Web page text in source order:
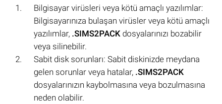
Bilgisayar virüsleri veya kötü amaçlı yazılımlar:
Bilgisayarınıza bulaşan virüsler veya kötü amaçlı
yazılımlar, .SIMS2PACK dosyalarınızı bozabilir
veya silinebilir.
Sabit disk sorunları: Sabit diskinizde meydana
gelen sorunlar veya hatalar, .SIMS2PACK
dosyalarınızın kaybolmasına veya bozulmasına
neden olabilir.